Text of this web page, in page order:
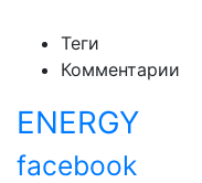
Теги
Комментарии
ENERGY
facebook